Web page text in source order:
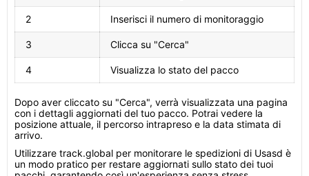
2 Inserisci il numero di monitoraggio
3 Clicca su "Cerca"
4 Visualizza lo stato del pacco
Dopo aver cliccato su "Cerca", verrà visualizzata una pagina
con i dettagli aggiornati del tuo pacco. Potrai vedere la
posizione attuale, il percorso intrapreso e la data stimata di
arrivo.
Utilizzare track.global per monitorare le spedizioni di Usasd è
un modo pratico per restare aggiornati sullo stato dei tuoi